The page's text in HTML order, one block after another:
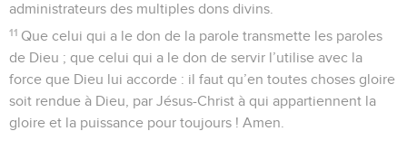
administrateurs des multiples dons divins.
11 Que celui qui a le don de la parole transmette les paroles
de Dieu ; que celui qui a le don de servir l’utilise avec la
force que Dieu lui accorde : il faut qu’en toutes choses gloire
soit rendue à Dieu, par Jésus-Christ à qui appartiennent la
gloire et la puissance pour toujours ! Amen.